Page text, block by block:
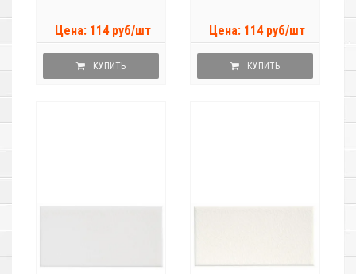
Цена: 114 руб/шт
КУПИТЬ
Цена: 114 руб/шт
КУПИТЬ